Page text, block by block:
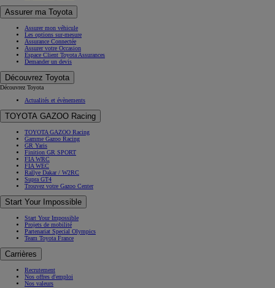
Assurer ma Toyota
Assurer mon véhicule
Les options sur-mesure
Assurance Connectée
Assurer votre Occasion
Espace Client Toyota Assurances
Demander un devis
Découvrez Toyota
Découvrez Toyota
Actualités et évènements
TOYOTA GAZOO Racing
TOYOTA GAZOO Racing
Gamme Gazoo Racing
GR Yaris
Finition GR SPORT
FIA WRC
FIA WEC
Rallye Dakar / W2RC
Supra GT4
Trouvez votre Gazoo Center
Start Your Impossible
Start Your Impossible
Projets de mobilité
Partenariat Special Olympics
Team Toyota France
Carrières
Recrutement
Nos offres d'emploi
Nos valeurs